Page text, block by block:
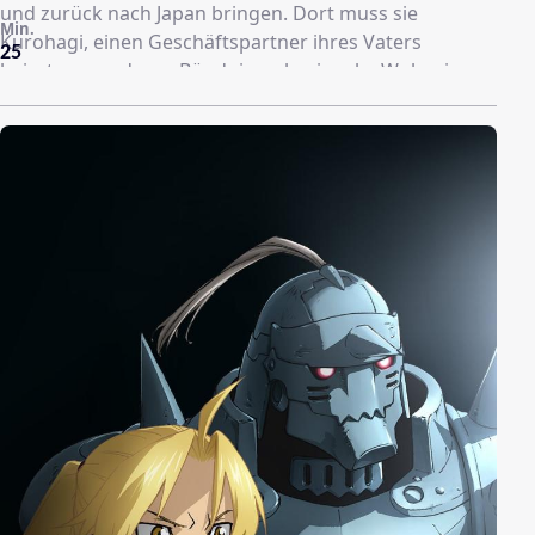
und zurück nach Japan bringen. Dort muss sie
Kurohagi, einen Geschäftspartner ihres Vaters
heiraten, um deren Bündnis zu besiegeln. Wolverine
hat nur ein Ziel vor Augen: die Liebe seines Lebens zu
retten. Dabei gerät er in ein Netz aus Gewalt und
25
Min.